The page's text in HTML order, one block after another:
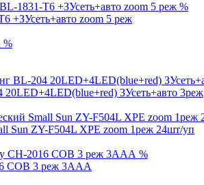
%
+ЗУсеть+авто zoom 5 реж
%
ЗУсеть+авто 3реж
Sun ZY-F504L XPE zoom 1реж 24шт/уп
%
COB 3 реж 3AAA